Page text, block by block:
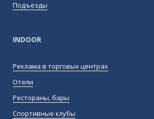
Подъезды
INDOOR
Реклама в торговых центрах
Отели
Рестораны, бары
Спортивные клубы